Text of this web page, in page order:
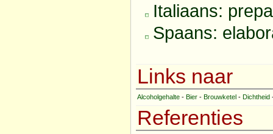
Italiaans:
Spaans:
Links naar
Alcoholgehalte - Bier - Brouwketel - Dichtheid
Referenties